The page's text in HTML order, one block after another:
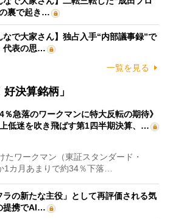
裏で起き…
なで大家さん】独占入手“内部議事録”で
代表の思…
一覧を見る
決算銘柄」
％急落のワークマンに特大反転の期待》
低迷を吹き飛ばす第1四半期決算、…
ワークマン（東証スタンダード・
1カ月あまりで約34％下落…
の新たな主役」として再評価される気
提携でAI…